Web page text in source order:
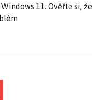
11. Ověřte si, že